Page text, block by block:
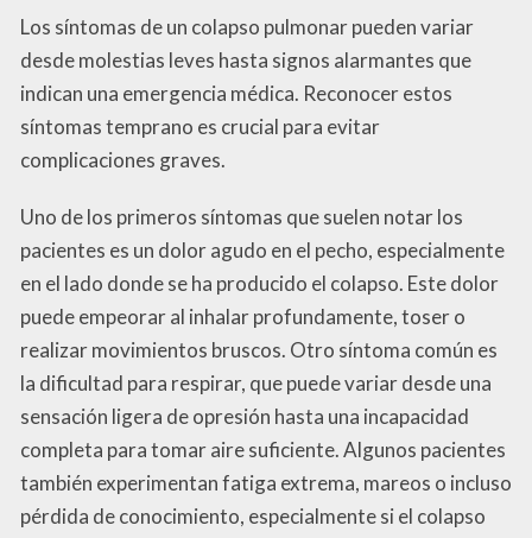
Los síntomas de un colapso pulmonar pueden variar
desde molestias leves hasta signos alarmantes que
indican una emergencia médica. Reconocer estos
síntomas temprano es crucial para evitar
complicaciones graves.
Uno de los primeros síntomas que suelen notar los
pacientes es un dolor agudo en el pecho, especialmente
en el lado donde se ha producido el colapso. Este dolor
puede empeorar al inhalar profundamente, toser o
realizar movimientos bruscos. Otro síntoma común es
la dificultad para respirar, que puede variar desde una
sensación ligera de opresión hasta una incapacidad
completa para tomar aire suficiente. Algunos pacientes
también experimentan fatiga extrema, mareos o incluso
pérdida de conocimiento, especialmente si el colapso